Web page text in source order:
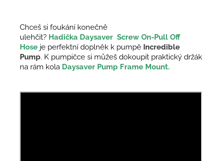
Chceš si foukání konečně
ulehčit? Hadička Daysaver Screw On-Pull Off
Hose je perfektní doplněk k pumpě Incredible
Pump. K pumpičce si můžeš dokoupit praktický držák
na rám kola Daysaver Pump Frame Mount.